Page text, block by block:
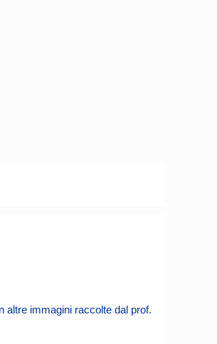
altre immagini raccolte dal prof.